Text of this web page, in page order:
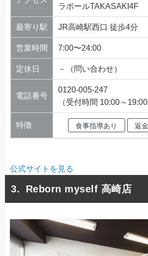
ラポールTAKASAKI4F
最寄り駅 JR高崎駅西口 徒歩4分
営業時間 7:00〜24:00
定休日 －（問い合わせ）
電話番号
0120-005-247
（受付時間 10:00～19:00
特徴 食事指導あり 返
公式サイトを見る
Reborn myself 高崎店